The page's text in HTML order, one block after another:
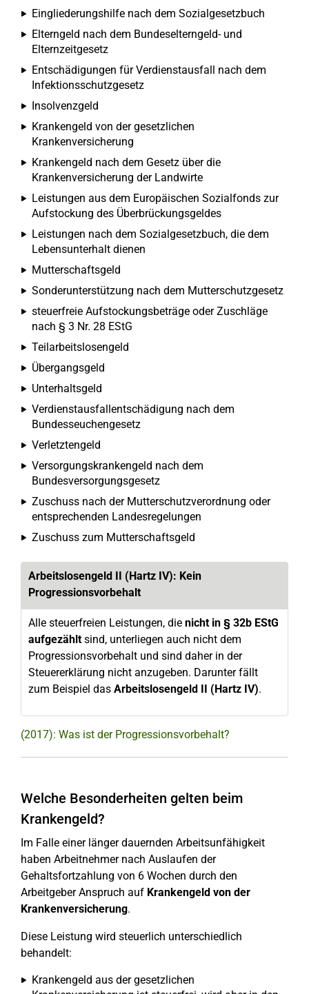
Eingliederungshilfe nach dem Sozialgesetzbuch
Elterngeld nach dem Bundeselterngeld- und
Elternzeitgesetz
Entschädigungen für Verdienstausfall nach dem
Infektionsschutzgesetz
Insolvenzgeld
Krankengeld von der gesetzlichen
Krankenversicherung
Krankengeld nach dem Gesetz über die
Krankenversicherung der Landwirte
Leistungen aus dem Europäischen Sozialfonds zur
Aufstockung des Überbrückungsgeldes
Leistungen nach dem Sozialgesetzbuch, die dem
Lebensunterhalt dienen
Mutterschaftsgeld
Sonderunterstützung nach dem Mutterschutzgesetz
steuerfreie Aufstockungsbeträge oder Zuschläge
nach § 3 Nr. 28 EStG
Teilarbeitslosengeld
Übergangsgeld
Unterhaltsgeld
Verdienstausfallentschädigung nach dem
Bundesseuchengesetz
Verletztengeld
Versorgungskrankengeld nach dem
Bundesversorgungsgesetz
Zuschuss nach der Mutterschutzverordnung oder
entsprechenden Landesregelungen
Zuschuss zum Mutterschaftsgeld
Arbeitslosengeld II (Hartz IV): Kein
Progressionsvorbehalt
Alle steuerfreien Leistungen, die nicht in § 32b EStG
aufgezähltsind, unterliegen auch nicht dem
Progressionsvorbehalt und sind daher in der
Steuererklärung nicht anzugeben. Darunter fällt
zum Beispiel das Arbeitslosengeld II (Hartz IV).
(2017): Was ist der Progressionsvorbehalt?
Welche Besonderheiten gelten beim
Krankengeld?
Im Falle einer länger dauernden Arbeitsunfähigkeit
haben Arbeitnehmer nach Auslaufen der
Gehaltsfortzahlung von 6 Wochen durch den
Arbeitgeber Anspruch auf Krankengeld von der
Krankenversicherung.
Diese Leistung wird steuerlich unterschiedlich
behandelt:
Krankengeld aus der gesetzlichen